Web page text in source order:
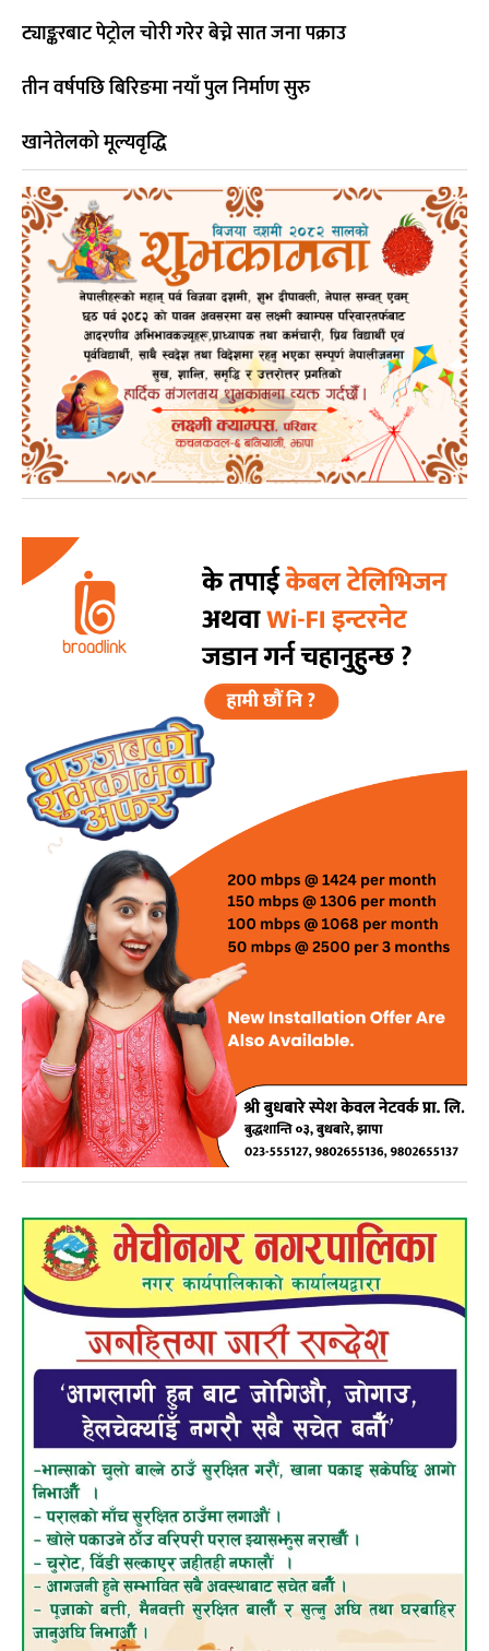
ट्याङ्करबाट पेट्रोल चोरी गरेर बेच्ने सात जना पक्राउ
तीन वर्षपछि बिरिङमा नयाँ पुल निर्माण सुरु
खानेतेलको मूल्यवृद्धि